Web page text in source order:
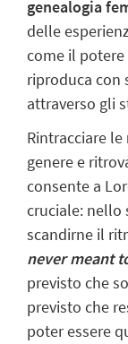
genealogia
delle
come il potere
riproduca con
attraverso gli
Rintracciare le
genere e
consente a
cruciale: nello
scandirne il
never meant
previsto che
previsto che
poter essere